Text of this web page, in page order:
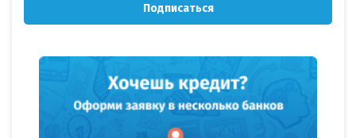
Подписаться